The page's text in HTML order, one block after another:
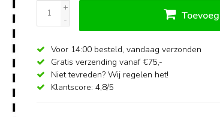
+
-
Voor 14:00 besteld, vandaag verzonden
Gratis verzending vanaf €75,-
Niet tevreden? Wij regelen het!
Klantscore: 4,8/5